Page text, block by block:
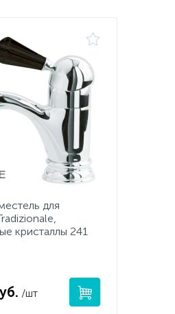
для
кристаллы 241
/шт